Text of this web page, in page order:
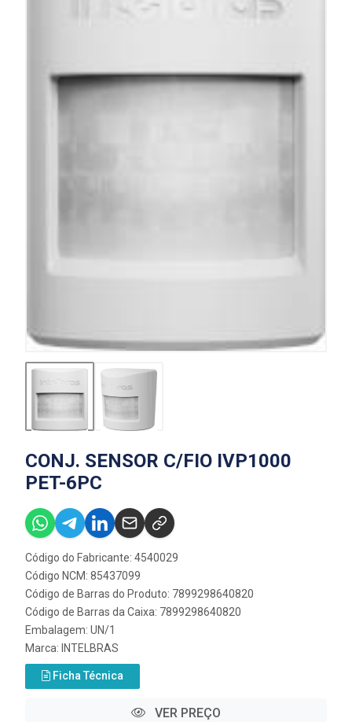
CONJ. SENSOR C/FIO IVP1000
PET-6PC
Código do Fabricante: 4540029
Código NCM: 85437099
Código de Barras do Produto: 7899298640820
Código de Barras da Caixa: 7899298640820
Embalagem: UN/1
Marca: INTELBRAS
Ficha Técnica
VER PREÇO